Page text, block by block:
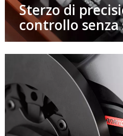
Sterzo di
controllo senza